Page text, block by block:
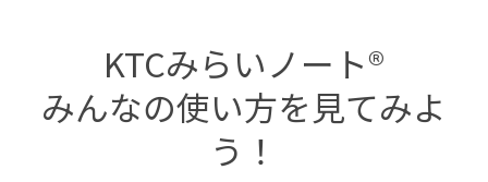
KTCみらいノート®
みんなの使い方を見てみよ
う！